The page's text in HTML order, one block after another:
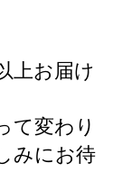
上お届け
て変わり
みにお待